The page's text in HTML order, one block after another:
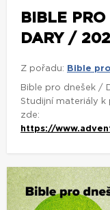
BIBLE
DARY /
Z pořadu: Bible
Bible pro dnešek /
Studijní materiály
zde:
https://